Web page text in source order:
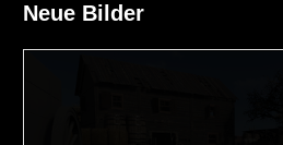
Neue Bilder